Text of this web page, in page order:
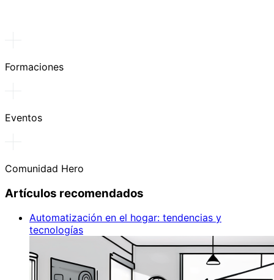
Formaciones
Eventos
Comunidad Hero
Artículos recomendados
Automatización en el hogar: tendencias y
tecnologías